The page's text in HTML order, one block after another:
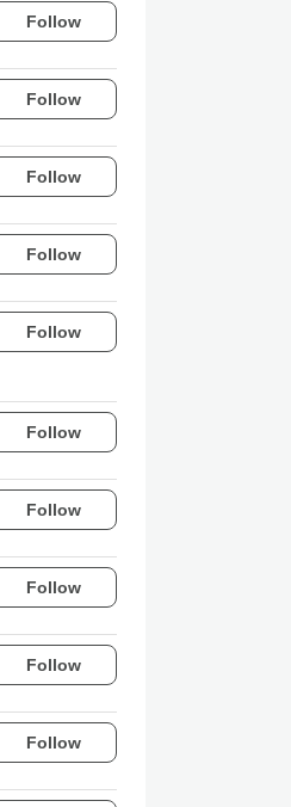
Follow
Follow
Follow
Follow
Follow
Follow
Follow
Follow
Follow
Follow